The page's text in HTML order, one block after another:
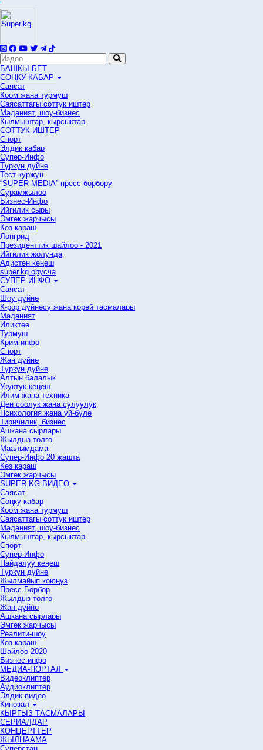
'
БАШКЫ БЕТ
СОҢКУ КАБАР
Саясат
Коом жана турмуш
Саясаттагы соттук иштер
Маданият, шоу-бизнес
Кылмыштар, кырсыктар
СОТТУК ИШТЕР
Спорт
Элдик кабар
Супер-Инфо
Түркүн дүйнө
Тест куржун
“SUPER MEDIA” пресс-борбору
Сурамжылоо
Бизнес-Инфо
Ийгилик сыры
Эмгек жарчысы
Көз караш
Лонгрид
Президенттик шайлоо - 2021
Ийгилик жолунда
Адистен кеңеш
super.kg орусча
СУПЕР-ИНФО
Саясат
Шоу дүйнө
К-рор дүйнөсү жана корей тасмалары
Маданият
Иликтөө
Турмуш
Крим-инфо
Спорт
Жан дүйнө
Түркүн дүйнө
Алтын балалык
Укуктук кеӊеш
Илим жана техника
Ден соолук жана сулуулук
Психология жана үй-бүлө
Тиричилик, бизнес
Ашкана сырлары
Жылдыз төлгө
Маалымдама
Супер-Инфо 20 жашта
Көз караш
Эмгек жарчысы
SUPER.KG ВИДЕО
Саясат
Cоңку кабар
Коом жана турмуш
Саясаттагы соттук иштер
Маданият, шоу-бизнес
Кылмыштар, кырсыктар
Спорт
Супер-Инфо
Пайдалуу кеңеш
Түркүн дүйнө
Жылмайып коюңуз
Пресс-Борбор
Жылдыз төлгө
Жан дүйнө
Ашкана сырлары
Эмгек жарчысы
Реалити-шоу
Көз караш
Шайлоо-2020
Бизнес-инфо
МЕДИА-ПОРТАЛ
Видеоклиптер
Аудиоклиптер
Элдик видео
Кинозал
КЫРГЫЗ ТАСМАЛАРЫ
СЕРИАЛДАР
КОНЦЕРТТЕР
ЖЫЛНААМА